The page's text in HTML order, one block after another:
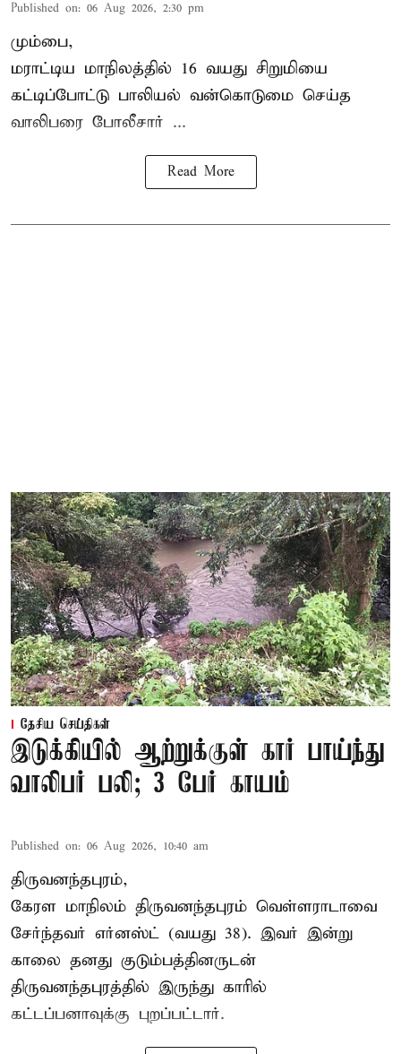
Published on: 06 Aug 2026, 2:30 pm
மும்பை,
மராட்டிய மாநிலத்தில் 16 வயது சிறுமியை
கட்டிப்போட்டு பாலியல் வன்கொடுமை செய்த
வாலிபரை போலீசார் ...
Read More
தேசிய செய்திகள்
இடுக்கியில் ஆற்றுக்குள் கார் பாய்ந்து
வாலிபர் பலி; 3 பேர் காயம்
Published on: 06 Aug 2026, 10:40 am
திருவனந்தபுரம்,
கேரள மாநிலம் திருவனந்தபுரம் வெள்ளராடாவை
சேர்ந்தவர் எர்னஸ்ட் (வயது 38). இவர் இன்று
காலை தனது குடும்பத்தினருடன்
திருவனந்தபுரத்தில் இருந்து காரில்
கட்டப்பனாவுக்கு புறப்பட்டார்.